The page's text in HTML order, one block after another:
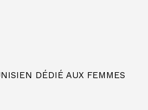
DÉDIÉ AUX FEMMES